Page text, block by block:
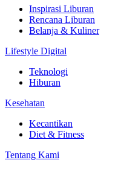
Inspirasi Liburan
Rencana Liburan
Belanja & Kuliner
Lifestyle Digital
Teknologi
Hiburan
Kesehatan
Kecantikan
Diet & Fitness
Tentang Kami